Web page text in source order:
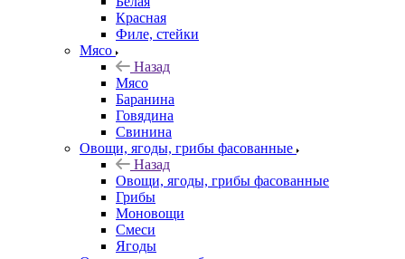
Красная
Филе, стейки
Мясо
Назад
Мясо
Баранина
Говядина
Свинина
Овощи, ягоды, грибы фасованные
Назад
Овощи, ягоды, грибы фасованные
Грибы
Моновощи
Смеси
Ягоды